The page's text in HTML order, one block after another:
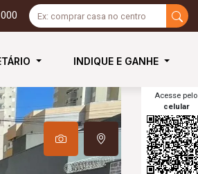
INDIQUE E GANHE
Acesse pelo
celular